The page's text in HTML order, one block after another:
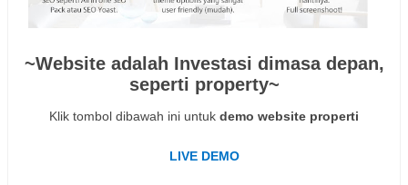
~Website adalah Investasi dimasa depan,
seperti property~
Klik tombol dibawah ini untuk demo website properti
LIVE DEMO